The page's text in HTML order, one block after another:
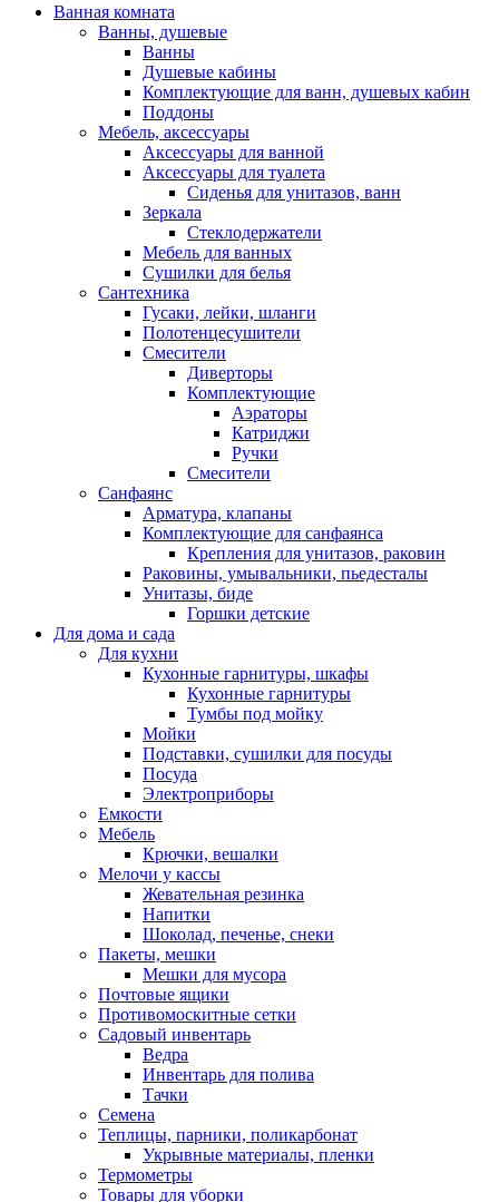
Ванная комната
Ванны, душевые
Ванны
Душевые кабины
Комплектующие для ванн, душевых кабин
Поддоны
Мебель, аксессуары
Аксессуары для ванной
Аксессуары для туалета
Сиденья для унитазов, ванн
Зеркала
Стеклодержатели
Мебель для ванных
Сушилки для белья
Сантехника
Гусаки, лейки, шланги
Полотенцесушители
Смесители
Диверторы
Комплектующие
Аэраторы
Катриджи
Ручки
Смесители
Санфаянс
Арматура, клапаны
Комплектующие для санфаянса
Крепления для унитазов, раковин
Раковины, умывальники, пьедесталы
Унитазы, биде
Горшки детские
Для дома и сада
Для кухни
Кухонные гарнитуры, шкафы
Кухонные гарнитуры
Тумбы под мойку
Мойки
Подставки, сушилки для посуды
Посуда
Электроприборы
Емкости
Мебель
Крючки, вешалки
Мелочи у кассы
Жевательная резинка
Напитки
Шоколад, печенье, снеки
Пакеты, мешки
Мешки для мусора
Почтовые ящики
Противомоскитные сетки
Садовый инвентарь
Ведра
Инвентарь для полива
Тачки
Семена
Теплицы, парники, поликарбонат
Укрывные материалы, пленки
Термометры
Товары для уборки